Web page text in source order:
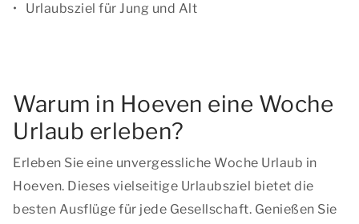
Urlaubsziel für Jung und Alt
Warum in Hoeven eine Woche
Urlaub erleben?
Erleben Sie eine unvergessliche Woche Urlaub in
Hoeven. Dieses vielseitige Urlaubsziel bietet die
besten Ausflüge für jede Gesellschaft. Genießen Sie